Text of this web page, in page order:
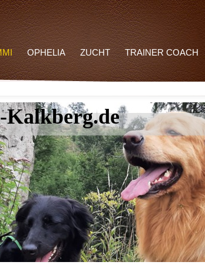
OPHELIA ZUCHT TRAINER COACH
Kalkberg.de